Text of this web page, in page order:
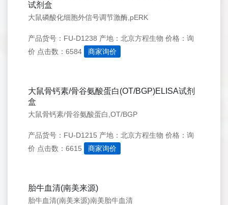
试剂盒
大鼠磷酸化细胞外信号调节激酶,pERK
产品货号：FU-D1238 产地：北京方程生物 价格：询
价 点击数：6584 商家询价
大鼠骨钙素/骨谷氨酸蛋白(OT/BGP)ELISA试剂
盒
大鼠骨钙素/骨谷氨酸蛋白,OT/BGP
产品货号：FU-D1215 产地：北京方程生物 价格：询
价 点击数：6615 商家询价
胎牛血清(南美来源)
胎牛血清(南美来源)南美胎牛血清